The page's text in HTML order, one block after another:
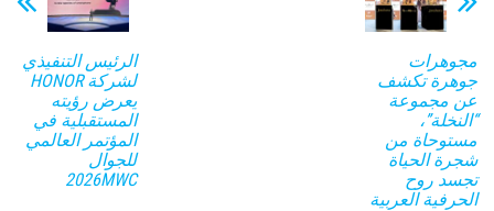
الرئيس التنفيذي
لشركة HONOR
يعرض رؤيته
المستقبلية في
المؤتمر العالمي
للجوال
2026MWC
مجوهرات
جوهرة تكشف
عن مجموعة
“النخلة”،
مستوحاة من
شجرة الحياة
تجسد روح
الحرفية العربية